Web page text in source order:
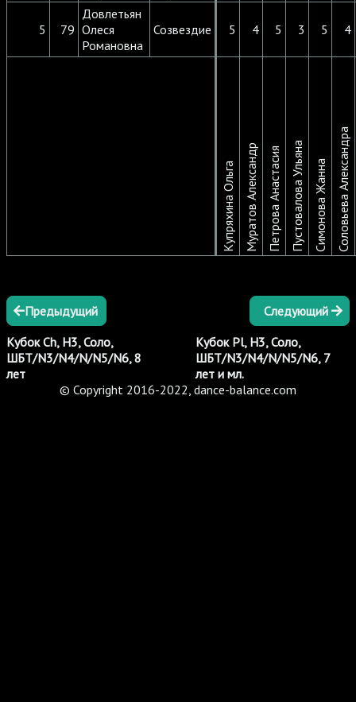
5 79
Довлетьян
Олеся
Романовна
Созвездие 5 4 5 3 5 4
Купряхина ОльгаМуратов АлександрПетрова АнастасияПустовалова УльянаСимонова ЖаннаСоловьева Александра
Предыдущий
Кубок Ch, Н3, Соло,
ШБТ/N3/N4/N/N5/N6, 8
лет
Следующий
Кубок Pl, Н3, Соло,
ШБТ/N3/N4/N/N5/N6, 7
лет и мл.
© Copyright 2016-2022, dance-balance.com